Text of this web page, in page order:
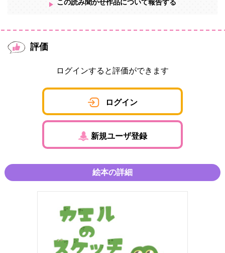
この読み聞かせ作品について報告する
評価
ログインすると評価ができます
ログイン
新規ユーザ登録
絵本の詳細